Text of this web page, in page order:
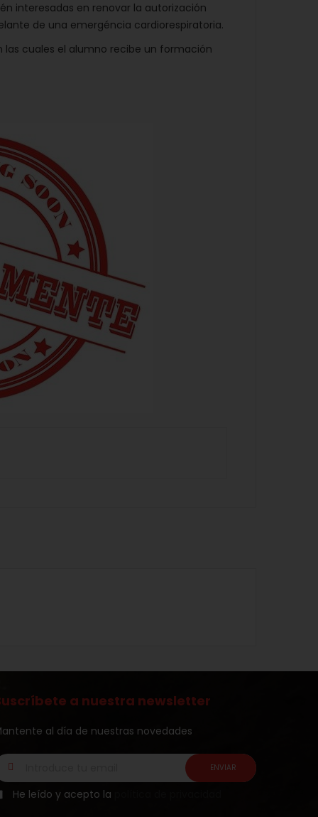
interesadas en renovar la autorización
de una emergéncia cardiorespiratoria.
las cuales el alumno recibe un formación
a nuestra newsletter
al día de nuestras novedades
He leído y acepto la